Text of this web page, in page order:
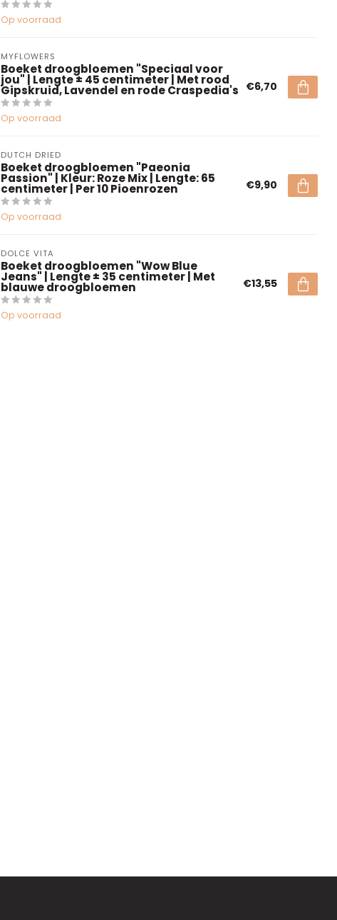
Op voorraad
MYFLOWERS
Boeket droogbloemen "Speciaal voor
jou" | Lengte ± 45 centimeter | Met rood
Gipskruid, Lavendel en rode Craspedia's
Op voorraad
€6,70
DUTCH DRIED
Boeket droogbloemen "Paeonia
Passion" | Kleur: Roze Mix | Lengte: 65
centimeter | Per 10 Pioenrozen
Op voorraad
€9,90
DOLCE VITA
Boeket droogbloemen "Wow Blue
Jeans" | Lengte ± 35 centimeter | Met
blauwe droogbloemen
Op voorraad
€13,55